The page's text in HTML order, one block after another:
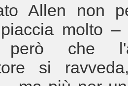
Allen non
molto –
però che
si